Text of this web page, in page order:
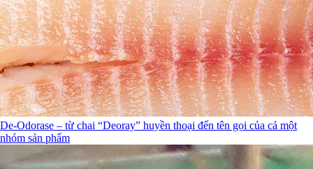
De-Odorase – từ chai “Deoray” huyền thoại đến tên gọi của cả một
nhóm sản phẩm